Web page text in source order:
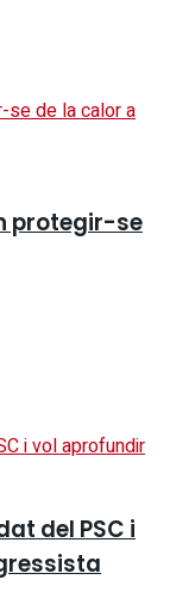
protegir-se
del PSC i